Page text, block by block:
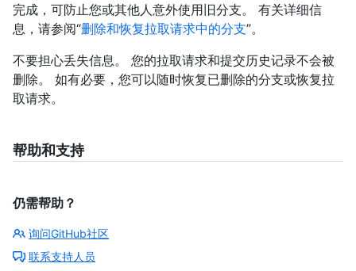
完成，可防止您或其他人意外使用旧分支。 有关详细信
息，请参阅“删除和恢复拉取请求中的分支”。
不要担心丢失信息。 您的拉取请求和提交历史记录不会被
删除。 如有必要，您可以随时恢复已删除的分支或恢复拉
取请求。
帮助和支持
仍需帮助？
询问GitHub社区
联系支持人员